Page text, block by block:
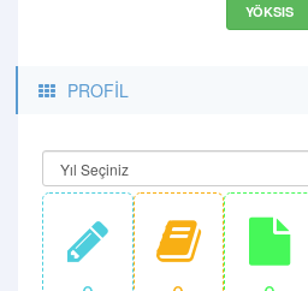
YÖKSIS
PROFİL